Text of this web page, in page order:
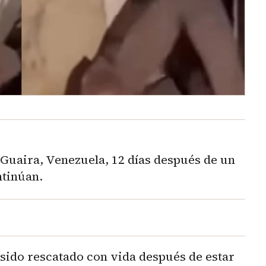
Venezuela, 12 días después de un
rescatado con vida después de estar